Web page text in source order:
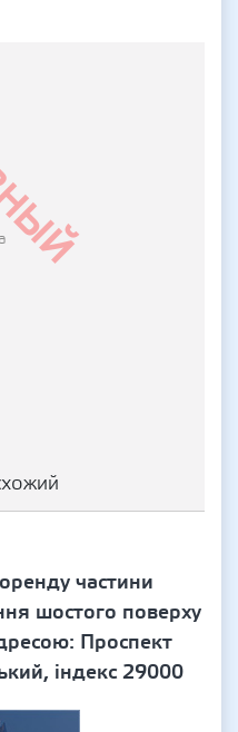
частини
шостого поверху
Проспект
індекс 29000